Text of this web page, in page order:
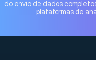
do envio de dados
plataformas de